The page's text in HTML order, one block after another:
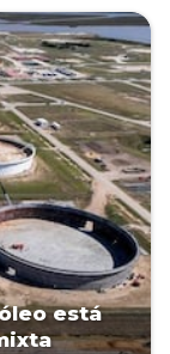
está